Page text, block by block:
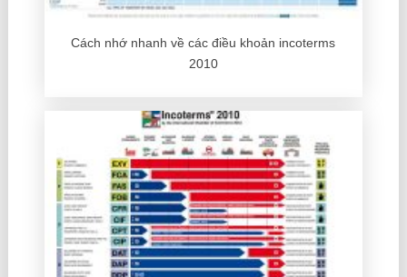
Cách nhớ nhanh về các điều khoản incoterms
2010